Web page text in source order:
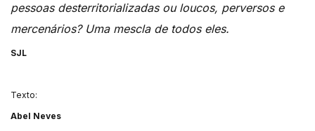
pessoas desterritorializadas ou loucos, perversos e
mercenários? Uma mescla de todos eles.
SJL
Texto:
Abel Neves